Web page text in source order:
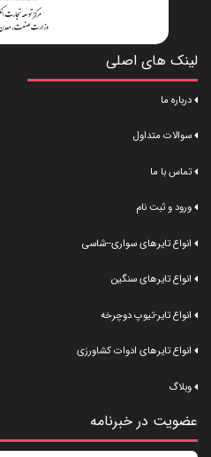
لینک های اصلی
درباره ما
سوالات متداول
تماس با ما
ورود و ثبت نام
انواع تایرهای سواری--شاسی
انواع تایرهای سنگین
انواع تایر-تیوپ دوچرخه
انواع تایرهای ادوات کشاورزی
وبلاگ
عضویت در خبرنامه